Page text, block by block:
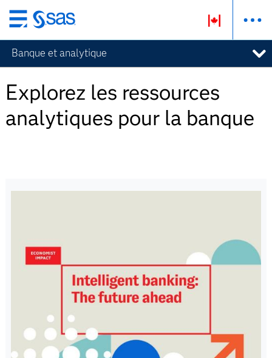
Passer
au
contenu
principal
Banque et analytique
Explorez les ressources
analytiques pour la banque